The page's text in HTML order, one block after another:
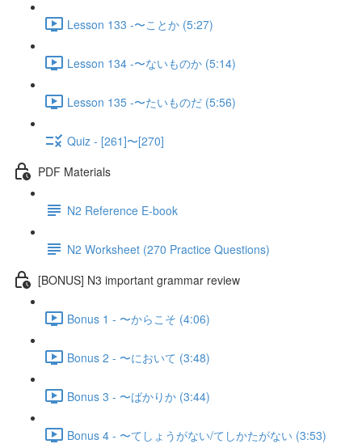
Lesson 133 -〜ことか (5:27)
Lesson 134 -〜ないものか (5:14)
Lesson 135 -〜たいものだ (5:56)
Quiz - [261]〜[270]
PDF Materials
N2 Reference E-book
N2 Worksheet (270 Practice Questions)
[BONUS] N3 important grammar review
Bonus 1 - 〜からこそ (4:06)
Bonus 2 - 〜において (3:48)
Bonus 3 - 〜ばかりか (3:44)
Bonus 4 - 〜てしょうがない/てしかたがない (3:53)